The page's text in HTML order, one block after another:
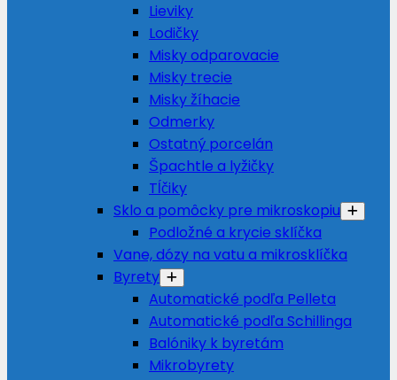
Lieviky
Lodičky
Misky odparovacie
Misky trecie
Misky žíhacie
Odmerky
Ostatný porcelán
Špachtle a lyžičky
Tĺčiky
Sklo a pomôcky pre mikroskopiu
Podložné a krycie sklíčka
Vane, dózy na vatu a mikrosklíčka
Byrety
Automatické podľa Pelleta
Automatické podľa Schillinga
Balóniky k byretám
Mikrobyrety